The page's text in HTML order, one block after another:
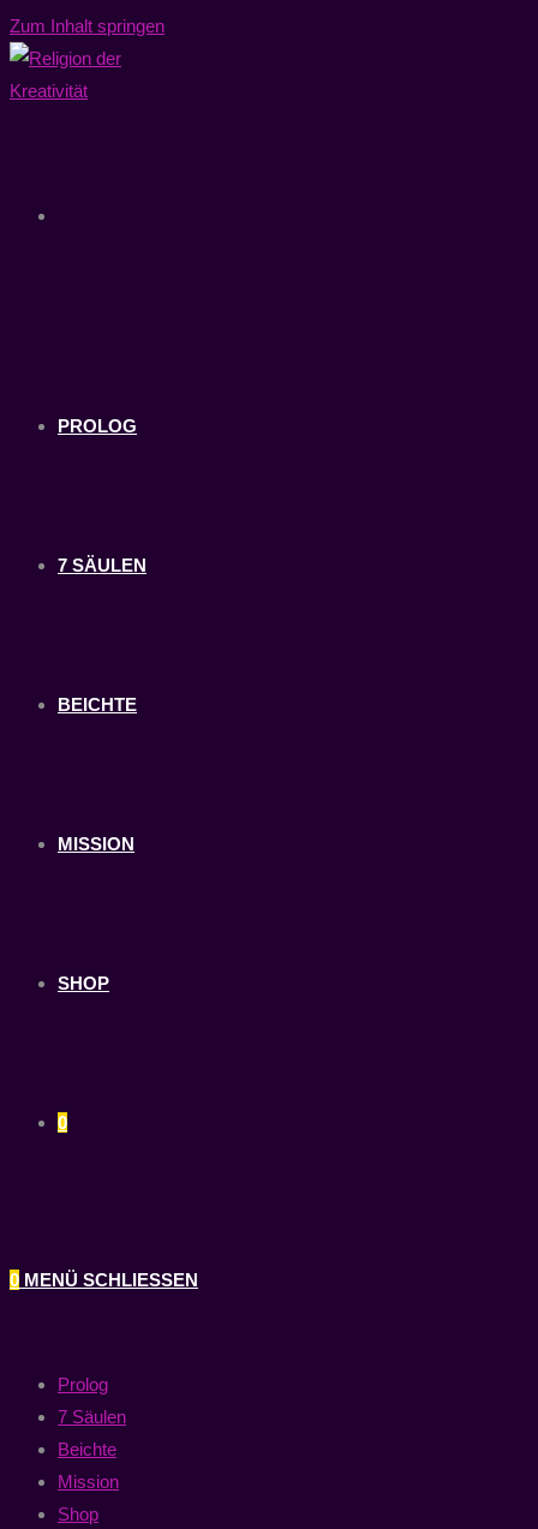
Zum Inhalt springen
PROLOG
7 SÄULEN
BEICHTE
MISSION
SHOP
0
0 MENÜ SCHLIESSEN
Prolog
7 Säulen
Beichte
Mission
Shop